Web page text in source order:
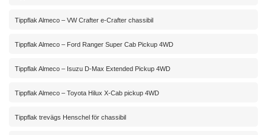
Tippflak Almeco – VW Crafter e-Crafter chassibil
Tippflak Almeco – Ford Ranger Super Cab Pickup 4WD
Tippflak Almeco – Isuzu D-Max Extended Pickup 4WD
Tippflak Almeco – Toyota Hilux X-Cab pickup 4WD
Tippflak trevägs Henschel för chassibil